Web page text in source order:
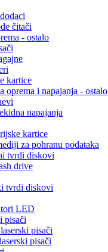
čitači
- ostalo
kartice
oprema i napajanja - ostalo
napajanja
kartice
za pohranu podataka
tvrdi diskovi
drive
tvrdi diskovi
LED
pisači
pisači
pisači